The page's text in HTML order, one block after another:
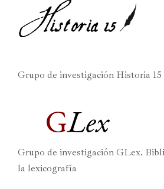
Grupo de investigación Historia 15
Grupo de investigación GLex.
la lexicografía